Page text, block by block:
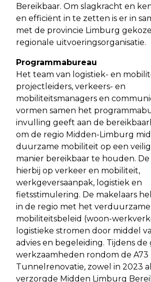
Bereikbaar. Om slagkracht en
en efficiënt in te zetten is er in
met de provincie Limburg
regionale uitvoeringsorganisatie.
Programmabureau
Het team van logistiek- en
projectleiders, verkeers- en
mobiliteitsmanagers en
vormen samen het
invulling geeft aan de
om de regio Midden-Limburg
duurzame mobiliteit op een
manier bereikbaar te houden.
hierbij op verkeer en mobiliteit,
werkgeversaanpak, logistiek en
fietsstimulering. De makelaars
in de regio met het
mobiliteitsbeleid (woon-
logistieke stromen door middel
advies en begeleiding. Tijdens
werkzaamheden rondom de A73
Tunnelrenovatie, zowel in 2023
verzorgde Midden Limburg